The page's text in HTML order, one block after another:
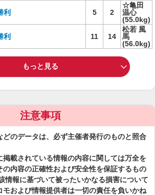
利 5 2
☆亀田
温心
(55.0kg)
利 11 14
松若 風
馬
(56.0kg)
もっと見る
注意事項
どのデータは、必ず主催者発行のものと照合
掲載されている情報の内容に関しては万全を
の内容の正確性および安全性を保証するもの
情報に基づいて被ったいかなる損害について
モおよび情報提供者は一切の責任を負いかね